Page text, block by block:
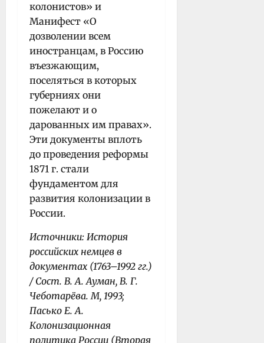
колонистов» и
Манифест «О
дозволении всем
иностранцам, в Россию
въезжающим,
поселяться в которых
губерниях они
пожелают и о
дарованных им правах».
Эти документы вплоть
до проведения реформы
1871 г. стали
фундаментом для
развития колонизации в
России.
Источники: История
российских немцев в
документах (1763–1992 гг.)
/ Сост. В. А. Ауман, В. Г.
Чеботарёва. М, 1993;
Пасько Е. А.
Колонизационная
политика России (Вторая